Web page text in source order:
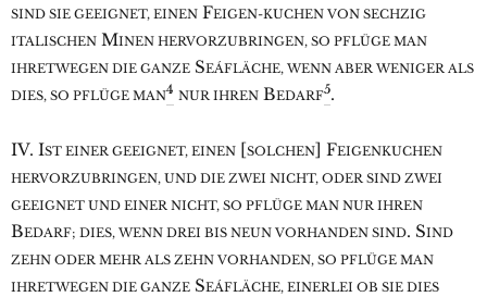
SIND SIE GEEIGNET, EINEN FEIGEN-KUCHEN VON SECHZIG
ITALISCHEN MINEN HERVORZUBRINGEN, SO PFLÜGE MAN
IHRETWEGEN DIE GANZE SEÁFLÄCHE, WENN ABER WENIGER ALS
DIES, SO PFLÜGE MAN4 NUR IHREN BEDARF5.
IV. IST EINER GEEIGNET, EINEN [SOLCHEN] FEIGENKUCHEN
HERVORZUBRINGEN, UND DIE ZWEI NICHT, ODER SIND ZWEI
GEEIGNET UND EINER NICHT, SO PFLÜGE MAN NUR IHREN
BEDARF; DIES, WENN DREI BIS NEUN VORHANDEN SIND. SIND
ZEHN ODER MEHR ALS ZEHN VORHANDEN, SO PFLÜGE MAN
IHRETWEGEN DIE GANZE SEÁFLÄCHE, EINERLEI OB SIE DIES